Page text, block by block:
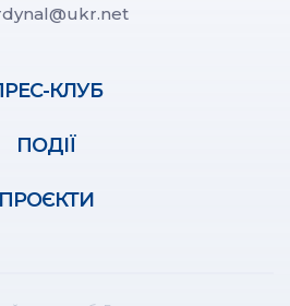
КЛУБ
ПОДІЇ
ПРОЄКТИ